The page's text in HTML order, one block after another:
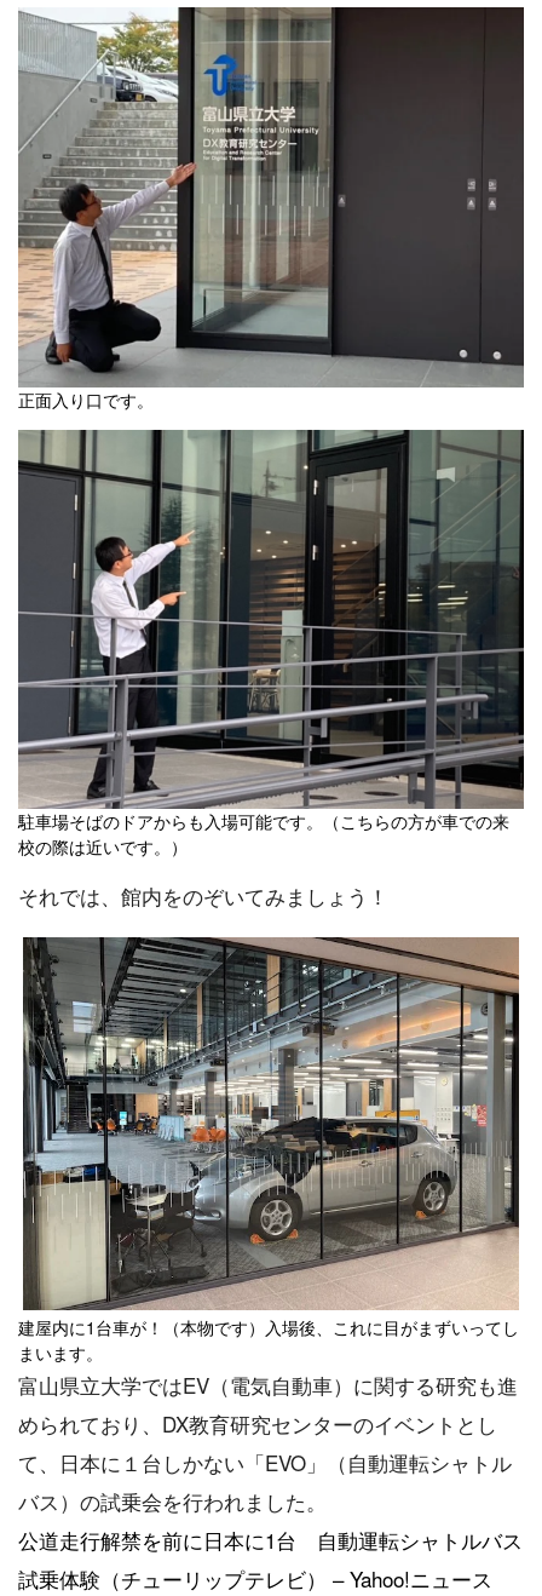
正面入り口です。
駐車場そばのドアからも入場可能です。（こちらの方が車での来
校の際は近いです。）
それでは、館内をのぞいてみましょう！
建屋内に1台車が！（本物です）入場後、これに目がまずいってし
まいます。
富山県立大学ではEV（電気自動車）に関する研究も進
められており、DX教育研究センターのイベントとし
て、日本に１台しかない「EVO」（自動運転シャトル
バス）の試乗会を行われました。
公道走行解禁を前に日本に1台 自動運転シャトルバス
試乗体験（チューリップテレビ） – Yahoo!ニュース